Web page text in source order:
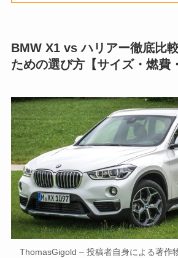
BMW X1 vs ハリアー徹底比
ための選び方【サイズ・燃費
ThomasGigold – 投稿者自身による著作